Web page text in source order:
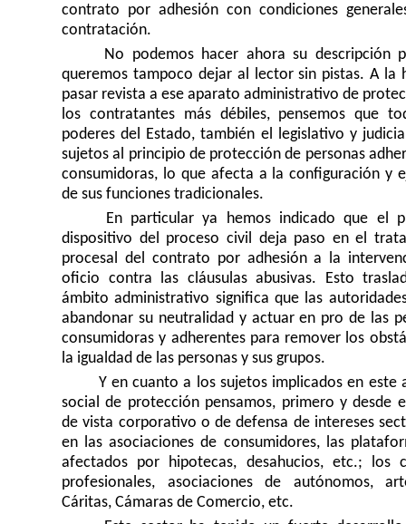
contrato por adhesión con condiciones
contratación.
No podemos hacer ahora su descripción
queremos tampoco dejar al lector sin pistas. A la
pasar revista a ese aparato administrativo de
los contratantes más débiles, pensemos que
poderes del Estado, también el legislativo y
sujetos al principio de protección de personas
consumidoras, lo que afecta a la configuración y
de sus funciones tradicionales.
En particular ya hemos indicado que el
dispositivo del proceso civil deja paso en el
procesal del contrato por adhesión a la
oficio contra las cláusulas abusivas. Esto
ámbito administrativo significa que las
abandonar su neutralidad y actuar en pro de las
consumidoras y adherentes para remover los
la igualdad de las personas y sus grupos.
Y en cuanto a los sujetos implicados en este
social de protección pensamos, primero y desde
de vista corporativo o de defensa de intereses
en las asociaciones de consumidores, las
afectados por hipotecas, desahucios, etc.; los
profesionales, asociaciones de autónomos,
Cáritas, Cámaras de Comercio, etc.